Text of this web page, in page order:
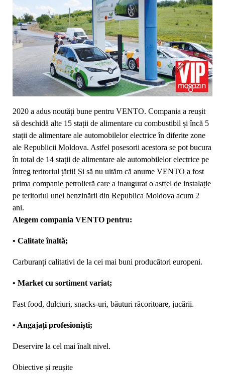
2020 a adus noutăți bune pentru VENTO. Compania a reușit
să deschidă alte 15 stații de alimentare cu combustibil și încă 5
stații de alimentare ale automobilelor electrice în diferite zone
ale Republicii Moldova. Astfel posesorii acestora se pot bucura
în total de 14 stații de alimentare ale automobilelor electrice pe
întreg teritoriul țării! Și să nu uităm că anume VENTO a fost
prima companie petrolieră care a inaugurat o astfel de instalație
pe teritoriul unei benzinării din Republica Moldova acum 2
ani.
Alegem compania VENTO pentru:
• Calitate înaltă;
Carburanți calitativi de la cei mai buni producători europeni.
• Market cu sortiment variat;
Fast food, dulciuri, snacks-uri, băuturi răcoritoare, jucării.
• Angajați profesioniști;
Deservire la cel mai înalt nivel.
Obiective și reușite